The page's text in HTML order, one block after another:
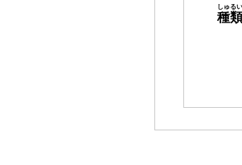
種類
しゅるい